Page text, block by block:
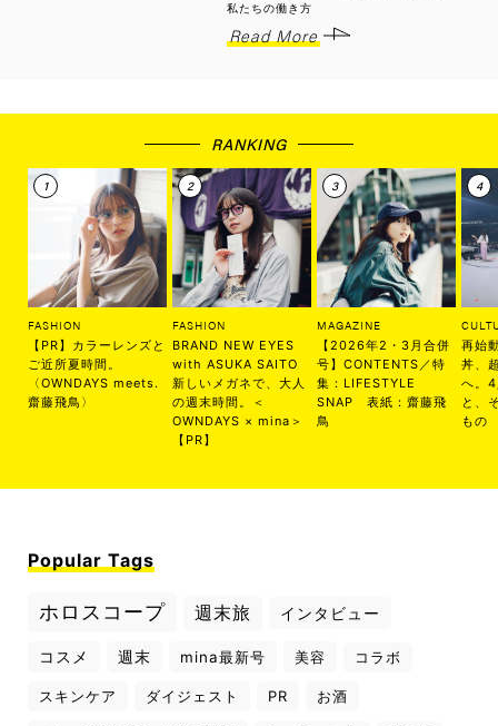
私たちの働き方
Read More
RANKING
FASHION
【PR】カラーレンズと
ご近所夏時間。
〈OWNDAYS meets.
齋藤飛鳥〉
FASHION
BRAND NEW EYES
with ASUKA SAITO
新しいメガネで、大人
の週末時間。＜
OWNDAYS × mina＞
【PR】
MAGAZINE
【2026年2・3月合併
号】CONTENTS／特
集：LIFESTYLE
SNAP 表紙：齋藤飛
鳥
再始
丼、
へ。
と、
もの
Popular Tags
ホロスコープ 週末旅 インタビュー
コスメ 週末 mina最新号 美容 コラボ
スキンケア ダイジェスト PR お酒